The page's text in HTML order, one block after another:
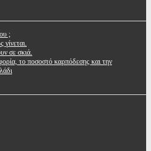
;
σε σκιά.
το ποσοστό καρπόδεσης και την